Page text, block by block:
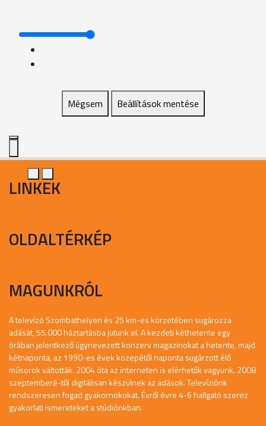
Mégsem Beállítások mentése
LINKEK
OLDALTÉRKÉP
MAGUNKRÓL
A televízó Szombathelyen és 25 km-es körzetében sugározza
adását, 55.000 háztartásba jutunk el. A kezdeti kéthetente egy
órában jelentkező úgynevezett konzerv magazinokat a hetente, majd
kétnaponta, az 1990-es évek közepétől naponta sugárzott élő
műsorok váltották. 2004 óta az interneten is elérhetők vagyunk. 2008
szeptemberé-től digitálisan készülnek az adások. Televíziónk
rendszeresen fogad gyakornokokat. Évről évre 4-6 hallgató szerez
gyakorlati ismereteket a stúdiónkban.